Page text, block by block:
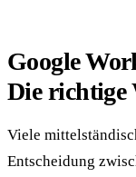
Google
Die
Viele
Entscheidung